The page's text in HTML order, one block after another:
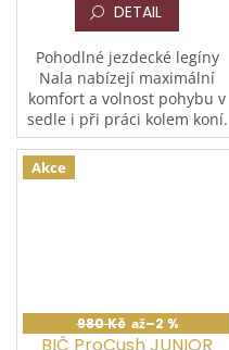
DETAIL
Pohodlné jezdecké legíny
Nala nabízejí maximální
komfort a volnost pohybu v
sedle i při práci kolem koní.
Jsou skvělou alternativou ke
klasickým rajtkám pro
všechny, kdo milují...
Akce
980 Kč až–2 %
BIČ ProCush JUNIOR